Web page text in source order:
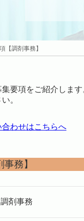
【調剤事務】
要項をご紹介しま
。
合わせはこちらへ
務】
調剤事務